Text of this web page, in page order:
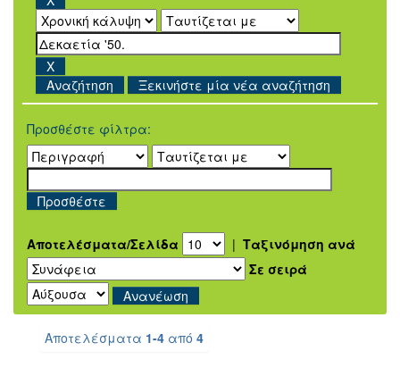
Ξεκινήστε μία νέα αναζήτηση
Προσθέστε φίλτρα:
Αποτελέσματα/Σελίδα | Ταξινόμηση ανά
Σε σειρά
Αποτελέσματα 1-4 από 4